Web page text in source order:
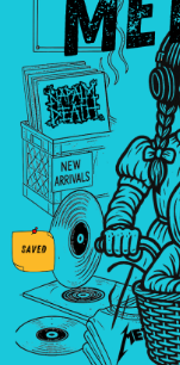
alice in